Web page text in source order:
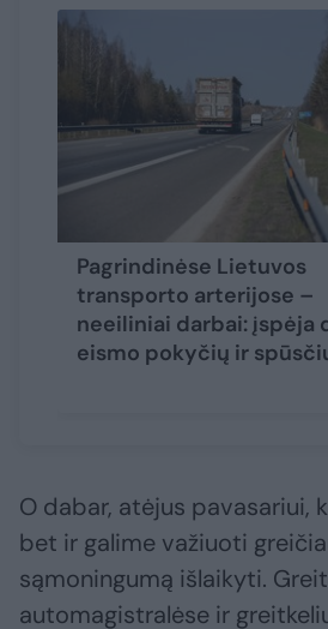
Pagrindinėse Lietuvos
transporto arterijose –
neeiliniai darbai: įspėja
eismo pokyčių ir
O dabar, atėjus pavasariui,
bet ir galime važiuoti
sąmoningumą išlaikyti.
automagistralėse ir